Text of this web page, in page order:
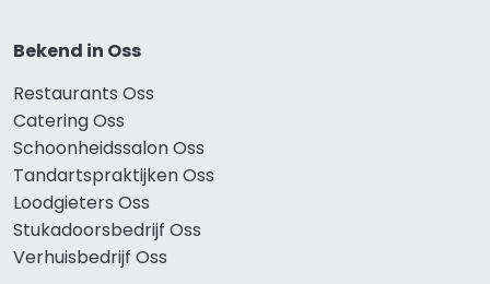
Bekend in Oss
Restaurants Oss
Catering Oss
Schoonheidssalon Oss
Tandartspraktijken Oss
Loodgieters Oss
Stukadoorsbedrijf Oss
Verhuisbedrijf Oss